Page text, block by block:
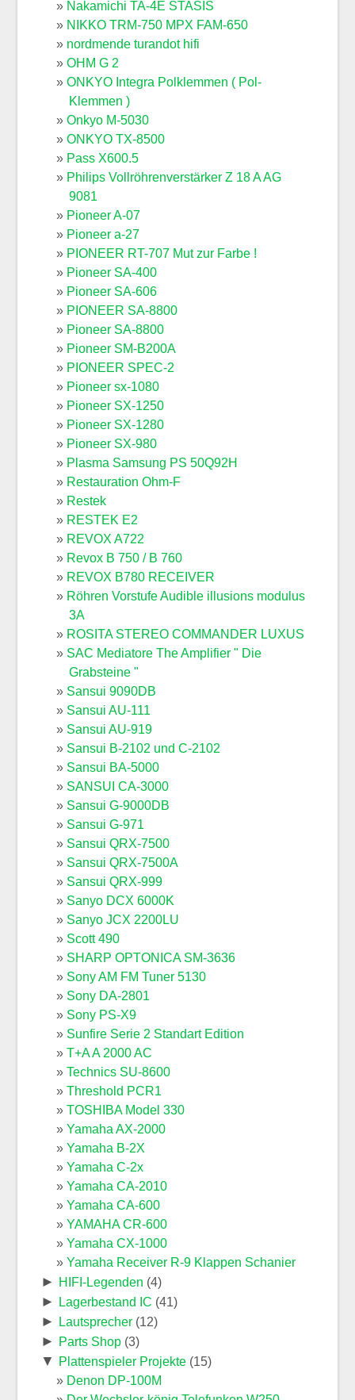
Nakamichi TA-4E STASIS
NIKKO TRM-750 MPX FAM-650
nordmende turandot hifi
OHM G 2
ONKYO Integra Polklemmen ( Pol-
Klemmen )
Onkyo M-5030
ONKYO TX-8500
Pass X600.5
Philips Vollröhrenverstärker Z 18 A AG
9081
Pioneer A-07
Pioneer a-27
PIONEER RT-707 Mut zur Farbe !
Pioneer SA-400
Pioneer SA-606
PIONEER SA-8800
Pioneer SA-8800
Pioneer SM-B200A
PIONEER SPEC-2
Pioneer sx-1080
Pioneer SX-1250
Pioneer SX-1280
Pioneer SX-980
Plasma Samsung PS 50Q92H
Restauration Ohm-F
Restek
RESTEK E2
REVOX A722
Revox B 750 / B 760
REVOX B780 RECEIVER
Röhren Vorstufe Audible illusions modulus
3A
ROSITA STEREO COMMANDER LUXUS
SAC Mediatore The Amplifier " Die
Grabsteine "
Sansui 9090DB
Sansui AU-111
Sansui AU-919
Sansui B-2102 und C-2102
Sansui BA-5000
SANSUI CA-3000
Sansui G-9000DB
Sansui G-971
Sansui QRX-7500
Sansui QRX-7500A
Sansui QRX-999
Sanyo DCX 6000K
Sanyo JCX 2200LU
Scott 490
SHARP OPTONICA SM-3636
Sony AM FM Tuner 5130
Sony DA-2801
Sony PS-X9
Sunfire Serie 2 Standart Edition
T+A A 2000 AC
Technics SU-8600
Threshold PCR1
TOSHIBA Model 330
Yamaha AX-2000
Yamaha B-2X
Yamaha C-2x
Yamaha CA-2010
Yamaha CA-600
YAMAHA CR-600
Yamaha CX-1000
Yamaha Receiver R-9 Klappen Schanier
► HIFI-Legenden (4)
► Lagerbestand IC (41)
► Lautsprecher(12)
► Parts Shop(3)
▼ Plattenspieler Projekte(15)
Denon DP-100M